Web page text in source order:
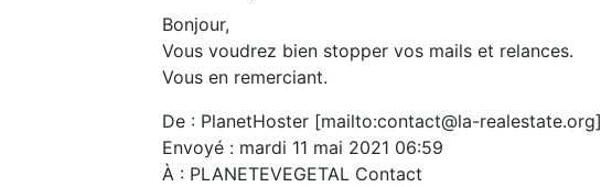
Bonjour,
Vous voudrez bien stopper vos mails et relances.
Vous en remerciant.
De : PlanetHoster [mailto:contact@la-realestate.org]
Envoyé : mardi 11 mai 2021 06:59
À : PLANETEVEGETAL Contact